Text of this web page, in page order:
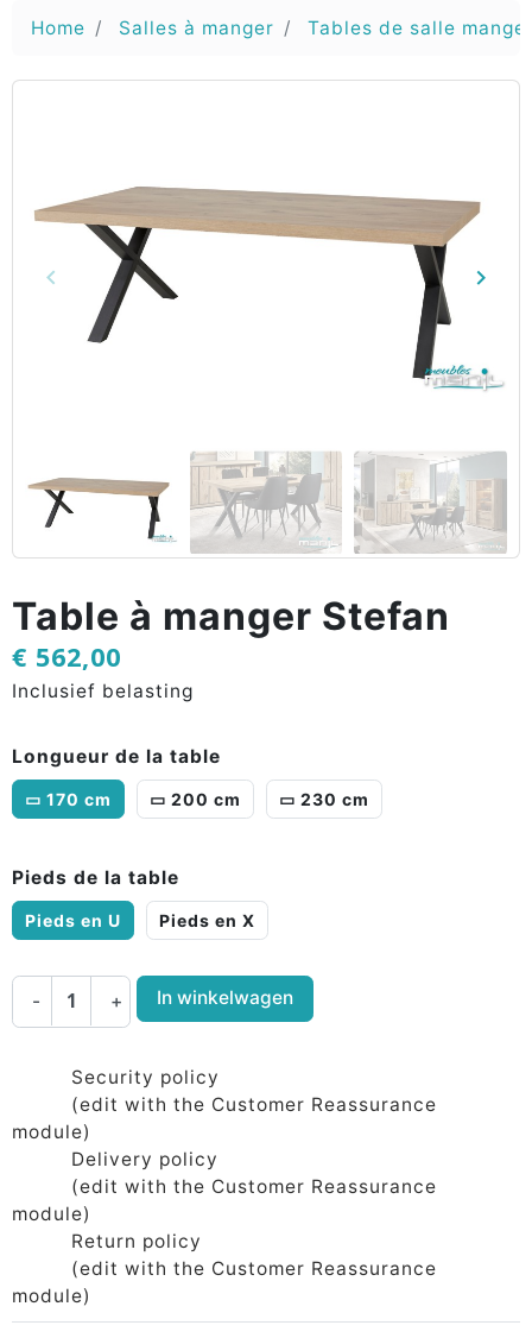
Home Salles à manger Tables de salle
Vorige
keyboard_arrow_left keyboard_arrow_right
Table à manger Stefan
€ 562,00
Inclusief belasting
Longueur de la table
▭ 170 cm ▭ 200 cm ▭ 230 cm
Pieds de la table
Pieds en U Pieds en X
- + In winkelwagen
Security policy
(edit with the Customer Reassurance
module)
Delivery policy
(edit with the Customer Reassurance
module)
Return policy
(edit with the Customer Reassurance
module)